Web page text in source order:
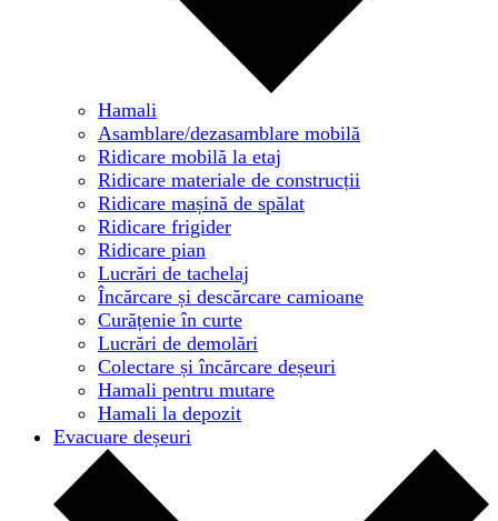
Hamali
Asamblare/dezasamblare mobilă
Ridicare mobilă la etaj
Ridicare materiale de construcții
Ridicare mașină de spălat
Ridicare frigider
Ridicare pian
Lucrări de tachelaj
Încărcare și descărcare camioane
Curățenie în curte
Lucrări de demolări
Colectare și încărcare deșeuri
Hamali pentru mutare
Hamali la depozit
Evacuare deșeuri